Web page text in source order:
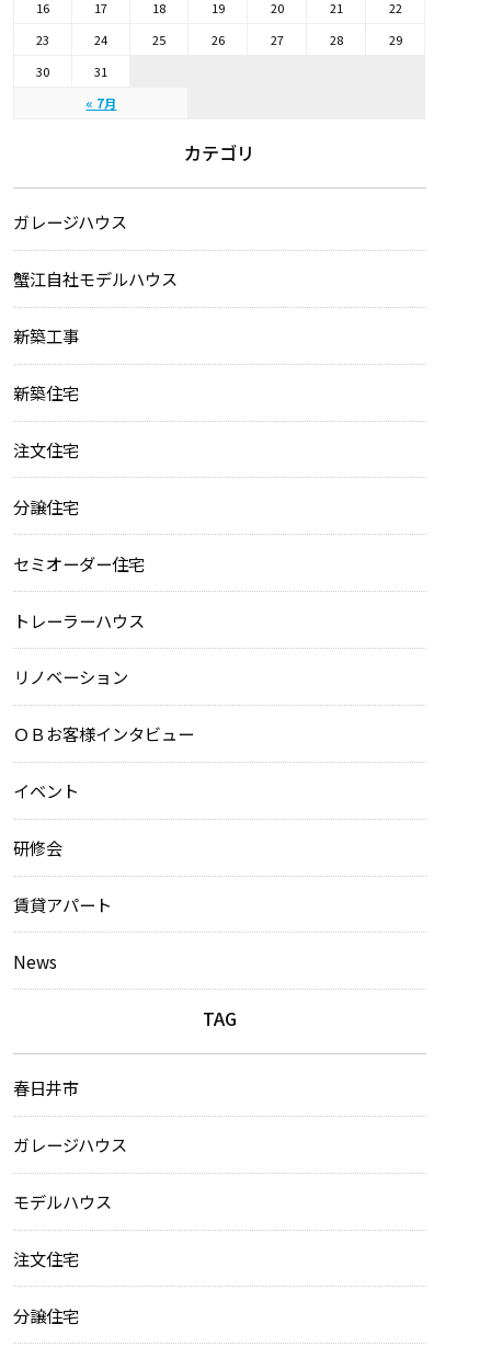
« 7月
16
17 18 19 20 21
22
23
24 25 26 27 28
29
30
31
カテゴリ
ガレージハウス
蟹江自社モデルハウス
新築工事
新築住宅
注文住宅
分譲住宅
セミオーダー住宅
トレーラーハウス
リノベーション
ＯＢお客様インタビュー
イベント
研修会
賃貸アパート
News
TAG
春日井市
ガレージハウス
モデルハウス
注文住宅
分譲住宅